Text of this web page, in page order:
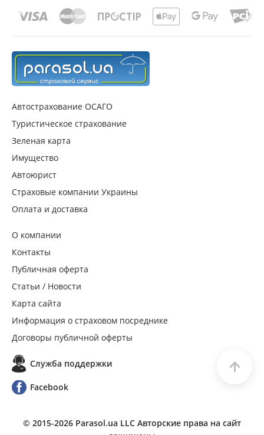
Автострахование ОСАГО
Туристическое страхование
Зеленая карта
Имущество
Автоюрист
Страховые компании Украины
Оплата и доставка
О компании
Контакты
Публичная оферта
Статьи / Новости
Карта сайта
Информация о страховом посреднике
Договоры публичной оферты
Служба поддержки
Facebook
© 2015-2026 Parasol.ua LLC Авторские права на сайт